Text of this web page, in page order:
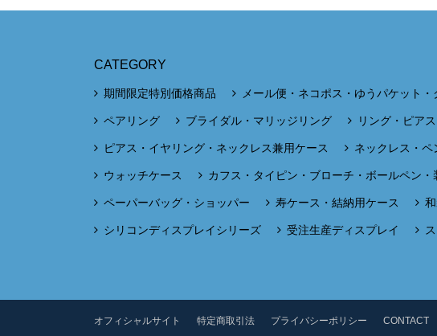
CATEGORY
期間限定特別価格商品 メール便・ネコポス・ゆうパケット
ペアリング ブライダル・マリッジリング リング・ピア
ピアス・イヤリング・ネックレス兼用ケース ネックレス・ペ
ウォッチケース カフス・タイピン・ブローチ・ボールペン・
ペーパーバッグ・ショッパー 寿ケース・結納用ケース
シリコンディスプレイシリーズ 受注生産ディスプレイ
オフィシャルサイト 特定商取引法 プライバシーポリシー CONTACT